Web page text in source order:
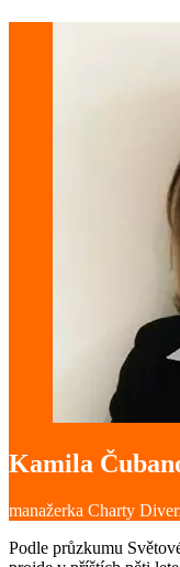
Kamila
manažerka Charty
Podle průzkumu